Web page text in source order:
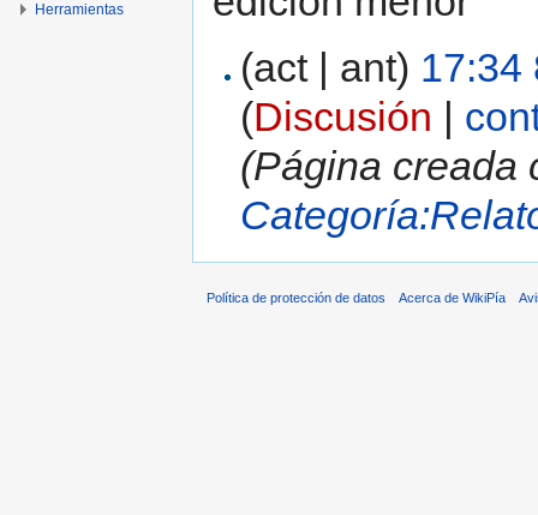
(act | ant) 17:34
(Discusión |
(Página creada
Herramientas
Política de protección de datos Acerca de WikiPía